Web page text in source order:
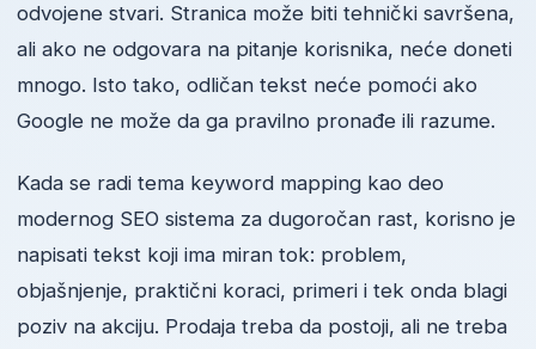
odvojene stvari. Stranica može biti tehnički savršena,
ali ako ne odgovara na pitanje korisnika, neće doneti
mnogo. Isto tako, odličan tekst neće pomoći ako
Google ne može da ga pravilno pronađe ili razume.
Kada se radi tema keyword mapping kao deo
modernog SEO sistema za dugoročan rast, korisno je
napisati tekst koji ima miran tok: problem,
objašnjenje, praktični koraci, primeri i tek onda blagi
poziv na akciju. Prodaja treba da postoji, ali ne treba